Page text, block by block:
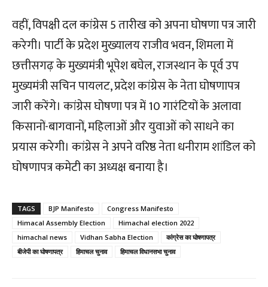
वहीं, विपक्षी दल कांग्रेस 5 तारीख को अपना घोषणा पत्र जारी
करेगी। पार्टी के प्रदेश मुख्यालय राजीव भवन, शिमला में
छत्तीसगढ़ के मुख्यमंत्री भूपेश बघेल, राजस्थान के पूर्व उप
मुख्यमंत्री सचिन पायलट, प्रदेश कांग्रेस के नेता घोषणापत्र
जारी करेंगे। कांग्रेस घोषणा पत्र में 10 गारंटियों के अलावा
किसानों-बागवानों, महिलाओं और युवाओं को साधने का
प्रयास करेगी। कांग्रेस ने अपने वरिष्ठ नेता धनीराम शांडिल को
घोषणापत्र कमेटी का अध्यक्ष बनाया है।
TAGS BJP Manifesto
Congress Manifesto
Himacal Assembly Election
Himachal election 2022
himachal news
Vidhan Sabha Election
कांग्रेस का घोषणापत्र
बीजेपी का घोषणापत्र
हिमाचल चुनाव हिमाचल विधानसभा चुनाव